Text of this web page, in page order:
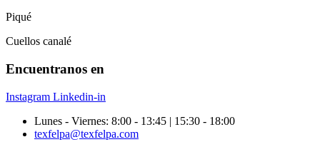
Piqué
Cuellos canalé
Encuentranos en
Instagram Linkedin-in
Lunes - Viernes: 8:00 - 13:45 | 15:30 - 18:00
texfelpa@texfelpa.com